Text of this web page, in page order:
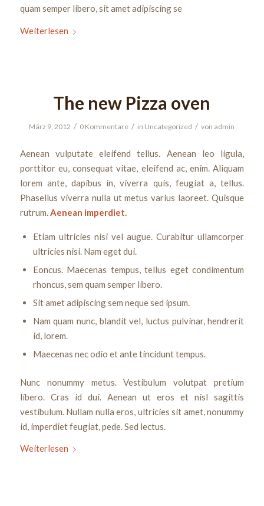
quam semper libero, sit amet adipiscing se
Weiterlesen
The new Pizza oven
März 9, 2012 / 0 Kommentare / in Uncategorized / von admin
Aenean vulputate eleifend tellus. Aenean leo ligula,
porttitor eu, consequat vitae, eleifend ac, enim. Aliquam
lorem ante, dapibus in, viverra quis, feugiat a, tellus.
Phasellus viverra nulla ut metus varius laoreet. Quisque
rutrum.Aenean imperdiet.
Etiam ultricies nisi vel augue. Curabitur ullamcorper
ultricies nisi. Nam eget dui.
Eoncus. Maecenas tempus, tellus eget condimentum
rhoncus, sem quam semper libero.
Sit amet adipiscing sem neque sed ipsum.
Nam quam nunc, blandit vel, luctus pulvinar, hendrerit
id, lorem.
Maecenas nec odio et ante tincidunt tempus.
Nunc nonummy metus. Vestibulum volutpat pretium
libero. Cras id dui. Aenean ut eros et nisl sagittis
vestibulum. Nullam nulla eros, ultricies sit amet, nonummy
id, imperdiet feugiat, pede. Sed lectus.
Weiterlesen